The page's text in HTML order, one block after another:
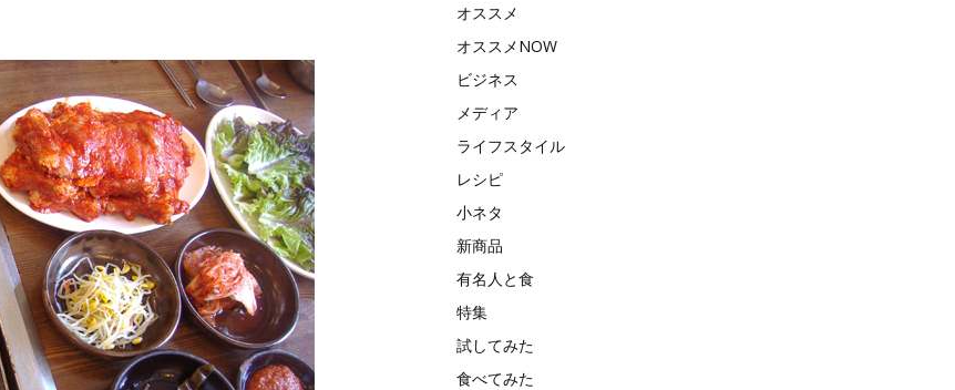
オススメ
オススメNOW
ビジネス
メディア
ライフスタイル
レシピ
小ネタ
新商品
有名人と食
特集
試してみた
食べてみた